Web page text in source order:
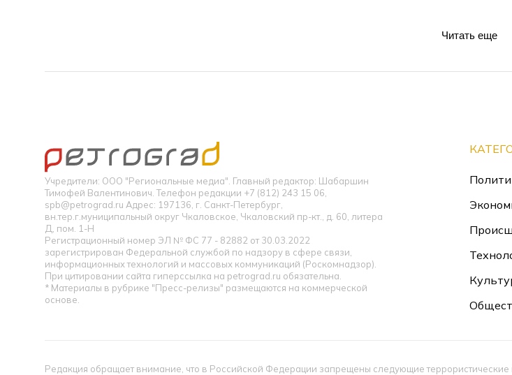
Читать еще
Учредители: ООО "Региональные медиа". Главный редактор: Шабаршин
Тимофей Валентинович. Телефон редакции +7 (812) 243 15 06,
spb@petrograd.ru Адрес: 197136, г. Санкт-Петербург,
вн.тер.г.муниципальный округ Чкаловское, Чкаловский пр-кт., д. 60, литера
Д, пом. 1-Н
Регистрационный номер ЭЛ № ФС 77 - 82882 от 30.03.2022
зарегистрирован Федеральной службой по надзору в сфере связи,
информационных технологий и массовых коммуникаций (Роскомнадзор).
При цитировании сайта гиперссылка на petrograd.ru обязательна.
* Материалы в рубрике "Пресс-релизы" размещаются на коммерческой
основе.
Редакция обращает внимание, что в Российской Федерации запрещены следующие